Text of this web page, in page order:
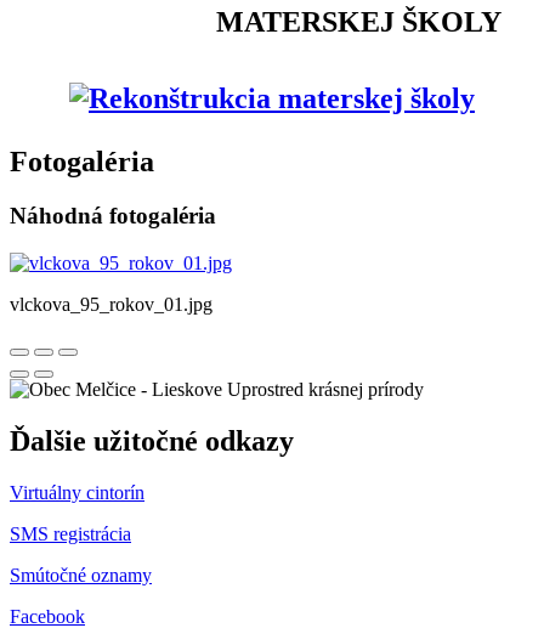
MATERSKEJ ŠKOLY
Fotogaléria
Náhodná fotogaléria
vlckova_95_rokov_01.jpg
Uprostred krásnej prírody
Ďalšie užitočné odkazy
Virtuálny cintorín
SMS registrácia
Smútočné oznamy
Facebook